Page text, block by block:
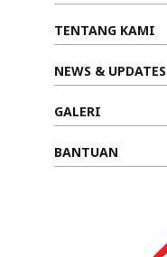
TENTANG KAMI
NEWS & UPDATES
GALERI
BANTUAN